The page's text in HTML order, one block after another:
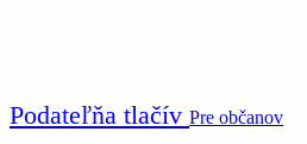
Podateľňa tlačív Pre občanov